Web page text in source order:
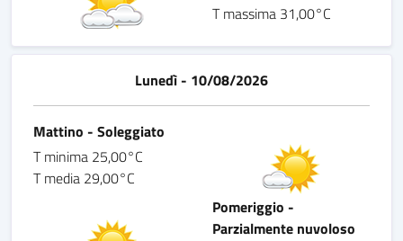
T massima 31,00°C
Lunedì - 10/08/2026
Mattino - Soleggiato
T minima 25,00°C
T media 29,00°C
Pomeriggio -
Parzialmente nuvoloso